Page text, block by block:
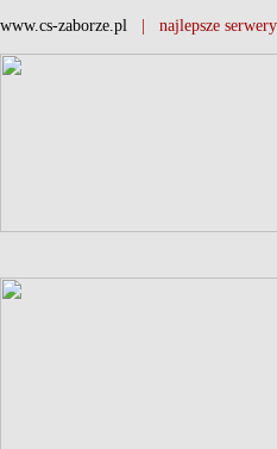
www.cs-zaborze.pl | najlepsze